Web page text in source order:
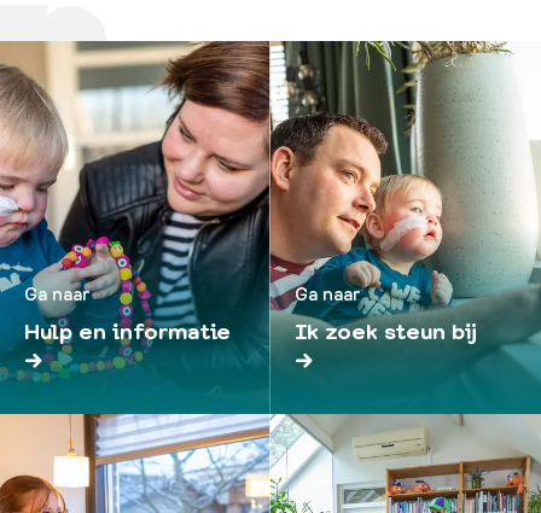
Ga naar
Hulp en informatie
Ga naar
Ik zoek steun bij